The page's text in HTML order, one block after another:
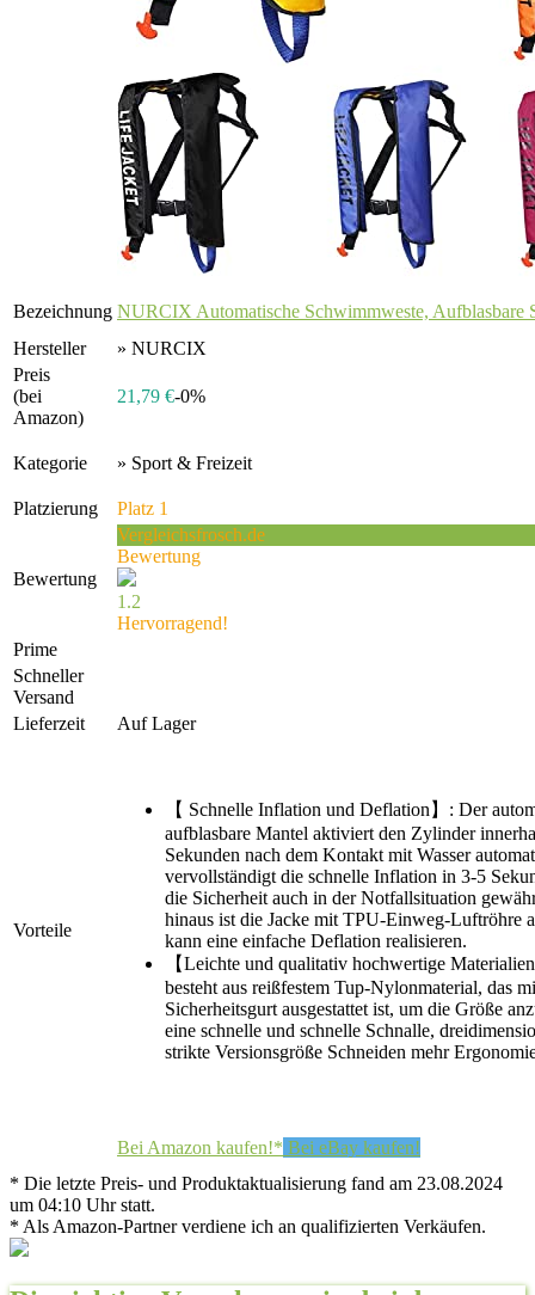
Bezeichnung NURCIX Automatische Schwimmweste, Aufblasbare
Hersteller
» NURCIX
Preis
(bei
Amazon)
21,79 €-0%
Kategorie » Sport & Freizeit
Platzierung Platz 1
Bewertung
Vergleichsfrosch.de
Bewertung
1.2
Hervorragend!
Prime
Schneller
Versand
Lieferzeit
Auf Lager
Vorteile
【 Schnelle Inflation und Deflation】: Der
aufblasbare Mantel aktiviert den Zylinder
Sekunden nach dem Kontakt mit Wasser
vervollständigt die schnelle Inflation in 3-5
die Sicherheit auch in der Notfallsituation
hinaus ist die Jacke mit TPU-Einweg-Luftröhre
kann eine einfache Deflation realisieren.
【Leichte und qualitativ hochwertige
besteht aus reißfestem Tup-Nylonmaterial, das
Sicherheitsgurt ausgestattet ist, um die Größe
eine schnelle und schnelle Schnalle,
strikte Versionsgröße Schneiden mehr
Bei Amazon kaufen!* Bei eBay kaufen!
* Die letzte Preis- und Produktaktualisierung fand am 23.08.2024
um 04:10 Uhr statt.
* Als Amazon-Partner verdiene ich an qualifizierten Verkäufen.